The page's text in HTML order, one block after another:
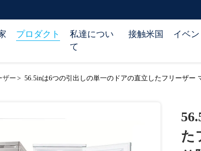
プロダクト
私達につい
て
接触米国 イベン
ザー > 56.5inは6つの引出しの単一のドアの直立したフリーザー
た